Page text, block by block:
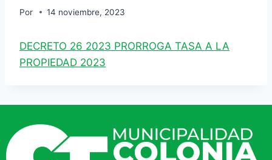
Por 14 noviembre, 2023
DECRETO 26 2023 PRORROGA TASA A LA
PROPIEDAD 2023